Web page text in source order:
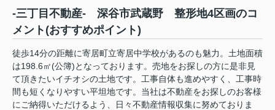
-三丁目不動産- 深谷市武蔵野 整形地4区画のコ
メント(おすすめポイント)
徒歩14分の距離に寄居町立寄居中学校があるのも魅力。土地面積
は198.6㎡(公簿)となっております。売地をお探しの方に是非見
て頂きたいイチオシの土地です。工事自体も進めやすく、工事時
間も短くなりやすい平坦地です。当社は不動産をお探しのお客様
にご納得いただけるよう、日々不動産情報収集に努めておりま